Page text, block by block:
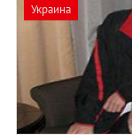
Украина